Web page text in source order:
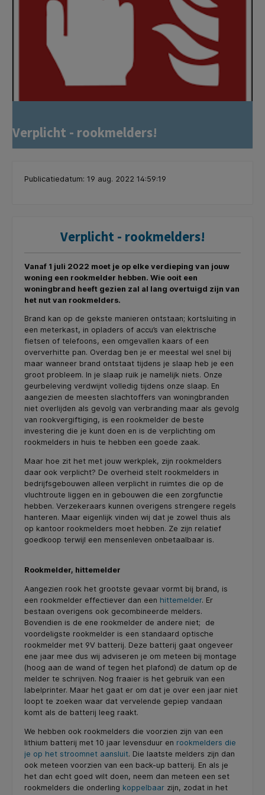
Verplicht - rookmelders!
Publicatiedatum: 19 aug. 2022 14:59:19
Verplicht - rookmelders!
Vanaf 1 juli 2022 moet je op elke verdieping van jouw
woning een rookmelder hebben. Wie ooit een
woningbrand heeft gezien zal al lang overtuigd zijn van
het nut van rookmelders.
Brand kan op de gekste manieren ontstaan; kortsluiting in
een meterkast, in opladers of accu’s van elektrische
fietsen of telefoons, een omgevallen kaars of een
oververhitte pan. Overdag ben je er meestal wel snel bij
maar wanneer brand ontstaat tijdens je slaap heb je een
groot probleem. In je slaap ruik je namelijk niets. Onze
geurbeleving verdwijnt volledig tijdens onze slaap. En
aangezien de meesten slachtoffers van woningbranden
niet overlijden als gevolg van verbranding maar als gevolg
van rookvergiftiging, is een rookmelder de beste
investering die je kunt doen en is de verplichting om
rookmelders in huis te hebben een goede zaak.
Maar hoe zit het met jouw werkplek, zijn rookmelders
daar ook verplicht? De overheid stelt rookmelders in
bedrijfsgebouwen alleen verplicht in ruimtes die op de
vluchtroute liggen en in gebouwen die een zorgfunctie
hebben. Verzekeraars kunnen overigens strengere regels
hanteren. Maar eigenlijk vinden wij dat je zowel thuis als
op kantoor rookmelders moet hebben. Ze zijn relatief
goedkoop terwijl een mensenleven onbetaalbaar is.
Rookmelder, hittemelder
Aangezien rook het grootste gevaar vormt bij brand, is
een rookmelder effectiever dan een hittemelder. Er
bestaan overigens ook gecombineerde melders.
Bovendien is de ene rookmelder de andere niet; de
voordeligste rookmelder is een standaard optische
rookmelder met 9V batterij. Deze batterij gaat ongeveer
ene jaar mee dus wij adviseren je om meteen bij montage
(hoog aan de wand of tegen het plafond) de datum op de
melder te schrijven. Nog fraaier is het gebruik van een
labelprinter. Maar het gaat er om dat je over een jaar niet
loopt te zoeken waar dat vervelende gepiep vandaan
komt als de batterij leeg raakt.
We hebben ook rookmelders die voorzien zijn van een
lithium batterij met 10 jaar levensduur en rookmelders die
je op het stroomnet aansluit. Die laatste melders zijn dan
ook meteen voorzien van een back-up batterij. En als je
het dan echt goed wilt doen, neem dan meteen een set
rookmelders die onderling koppelbaar zijn, zodat in het